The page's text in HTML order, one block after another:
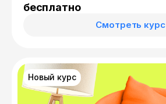
бесплатно
Смотреть курс
Новый курс